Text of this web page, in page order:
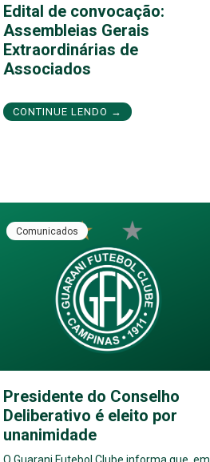
Edital de convocação:
Assembleias Gerais
Extraordinárias de
Associados
CONTINUE LENDO →
Comunicados
Presidente do Conselho
Deliberativo é eleito por
unanimidade